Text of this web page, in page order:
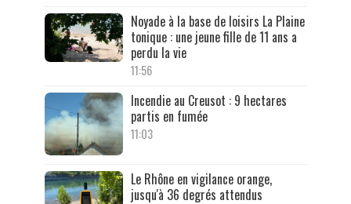
Noyade à la base de loisirs La Plaine
tonique : une jeune fille de 11 ans a
perdu la vie
11:56
Incendie au Creusot : 9 hectares
partis en fumée
11:03
Le Rhône en vigilance orange,
jusqu'à 36 degrés attendus